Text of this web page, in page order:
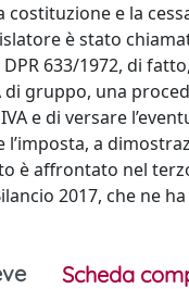
costituzione e la
è stato
DPR 633/1972, di
di gruppo, una
e di versare
l’imposta, a
è affrontato nel
2017, che ne
Scheda